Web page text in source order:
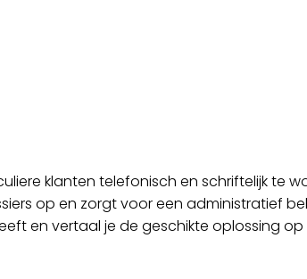
klanten telefonisch en schriftelijk te
op en zorgt voor een administratief
en vertaal je de geschikte oplossing